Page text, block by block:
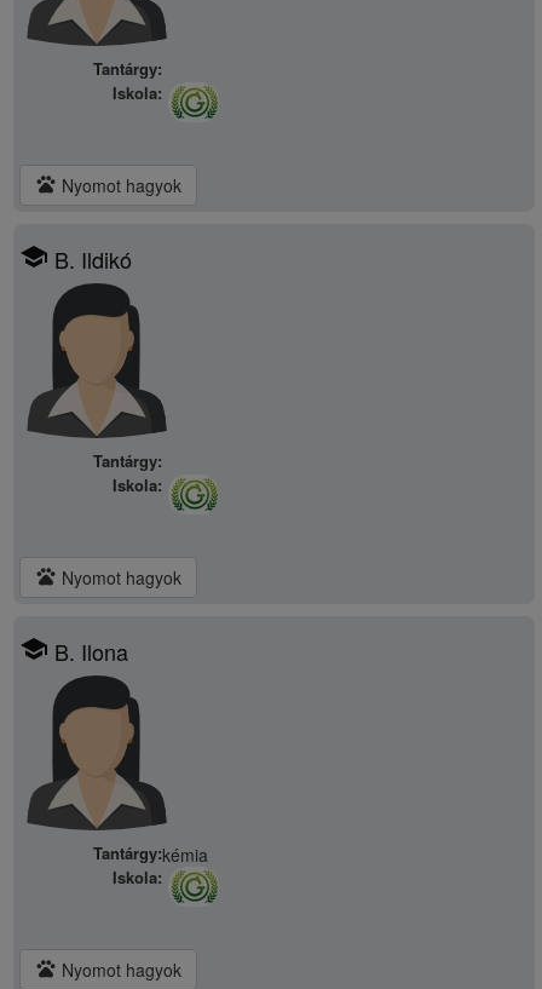
Tantárgy:
Iskola:
pets Nyomot hagyok
school B. Ildikó
Tantárgy:
Iskola:
pets Nyomot hagyok
school B. Ilona
Tantárgy:kémia
Iskola:
pets Nyomot hagyok